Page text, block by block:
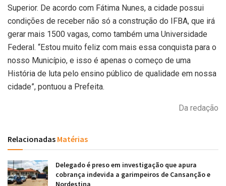
Superior. De acordo com Fátima Nunes, a cidade possui
condições de receber não só a construção do IFBA, que irá
gerar mais 1500 vagas, como também uma Universidade
Federal. “Estou muito feliz com mais essa conquista para o
nosso Município, e isso é apenas o começo de uma
História de luta pelo ensino público de qualidade em nossa
cidade”, pontuou a Prefeita.
Da redação
Relacionadas Matérias
Delegado é preso em investigação que apura
cobrança indevida a garimpeiros de Cansanção e
Nordestina